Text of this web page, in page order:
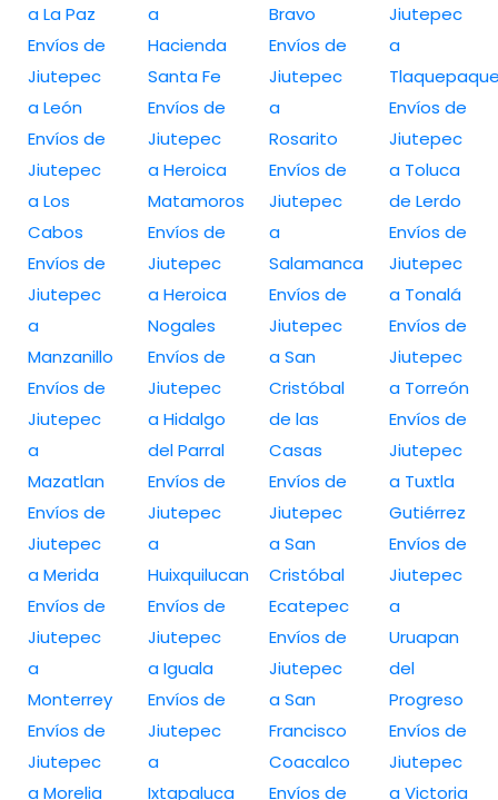
a La Paz
Envíos de
Jiutepec
a León
Envíos de
Jiutepec
a Los
Cabos
Envíos de
Jiutepec
a
Manzanillo
Envíos de
Jiutepec
a
Mazatlan
Envíos de
Jiutepec
a Merida
Envíos de
Jiutepec
a
Monterrey
Envíos de
Jiutepec
a Morelia
a
Hacienda
Santa Fe
Envíos de
Jiutepec
a Heroica
Matamoros
Envíos de
Jiutepec
a Heroica
Nogales
Envíos de
Jiutepec
a Hidalgo
del Parral
Envíos de
Jiutepec
a
Huixquilucan
Envíos de
Jiutepec
a Iguala
Envíos de
Jiutepec
a
Ixtapaluca
Bravo
Envíos de
Jiutepec
a
Rosarito
Envíos de
Jiutepec
a
Salamanca
Envíos de
Jiutepec
a San
Cristóbal
de las
Casas
Envíos de
Jiutepec
a San
Cristóbal
Ecatepec
Envíos de
Jiutepec
a San
Francisco
Coacalco
Envíos de
Jiutepec
a
Envíos de
Jiutepec
a Toluca
de Lerdo
Envíos de
Jiutepec
a Tonalá
Envíos de
Jiutepec
a Torreón
Envíos de
Jiutepec
a Tuxtla
Gutiérrez
Envíos de
Jiutepec
a
Uruapan
del
Progreso
Envíos de
Jiutepec
a Victoria